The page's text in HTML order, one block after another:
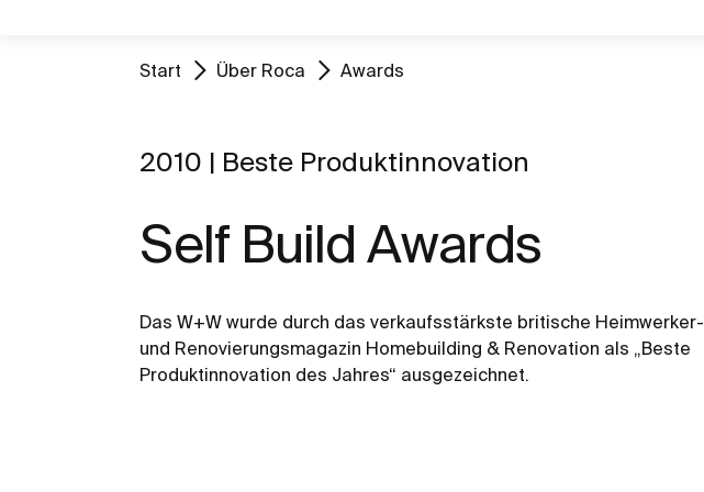
Start Über Roca Awards
2010 | Beste Produktinnovation
Self Build Awards
Das W+W wurde durch das verkaufsstärkste britische Heimwerker-
und Renovierungsmagazin Homebuilding & Renovation als „Beste
Produktinnovation des Jahres“ ausgezeichnet.